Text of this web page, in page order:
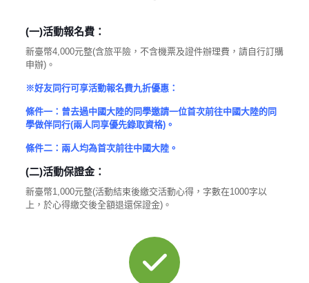
(一)活動報名費：
新臺幣4,000元整(含旅平險，不含機票及證件辦理費，請自行訂購
申辦)。
※好友同行可享活動報名費九折優惠：
條件一：曾去過中國大陸的同學邀請一位首次前往中國大陸的同
學做伴同行(兩人同享優先錄取資格)。
條件二：兩人均為首次前往中國大陸。
(二)活動保證金：
新臺幣1,000元整(活動結束後繳交活動心得，字數在1000字以
上，於心得繳交後全額退還保證金)。